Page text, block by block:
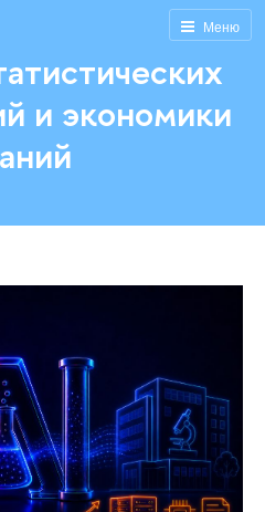
Меню
и экономики